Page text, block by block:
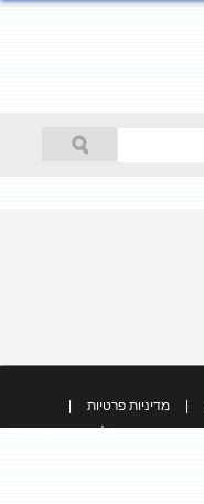
מדיניות פרטיות
כל הזכויות שמורות